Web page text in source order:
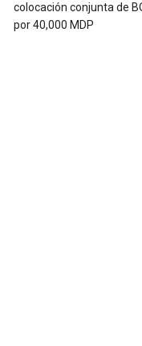
colocación conjunta de
por 40,000 MDP